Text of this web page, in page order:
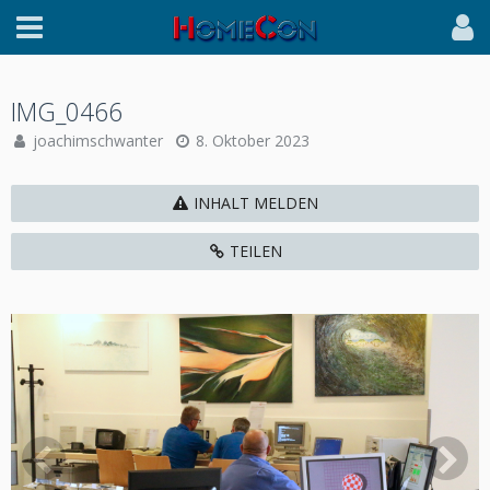
IMG_0466
joachimschwanter 8. Oktober 2023
INHALT MELDEN
TEILEN